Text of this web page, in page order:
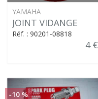
YAMAHA
JOINT VIDANGE
Réf. : 90201-08818
4 €
-10 %